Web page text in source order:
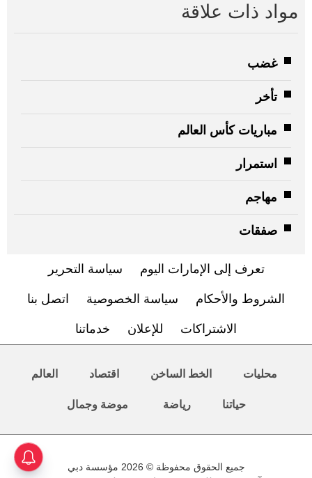
مواد ذات علاقة
غضب
تأخر
مباريات كأس العالم
استمرار
مهاجم
صفقات
تعرف إلى الإمارات اليوم سياسة التحرير
الشروط والأحكام سياسة الخصوصية اتصل بنا
الاشتراكات للإعلان خدماتنا
محليات الخط الساخن اقتصاد العالم
حياتنا رياضة موضة وجمال
جميع الحقوق محفوظة © 2026 مؤسسة دبي